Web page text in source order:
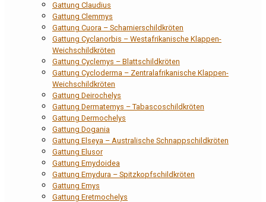
Gattung Claudius
Gattung Clemmys
Gattung Cuora – Scharnierschildkröten
Gattung Cyclanorbis – Westafrikanische Klappen-
Weichschildkröten
Gattung Cyclemys – Blattschildkröten
Gattung Cycloderma – Zentralafrikanische Klappen-
Weichschildkröten
Gattung Deirochelys
Gattung Dermatemys – Tabascoschildkröten
Gattung Dermochelys
Gattung Dogania
Gattung Elseya – Australische Schnappschildkröten
Gattung Elusor
Gattung Emydoidea
Gattung Emydura – Spitzkopfschildkröten
Gattung Emys
Gattung Eretmochelys